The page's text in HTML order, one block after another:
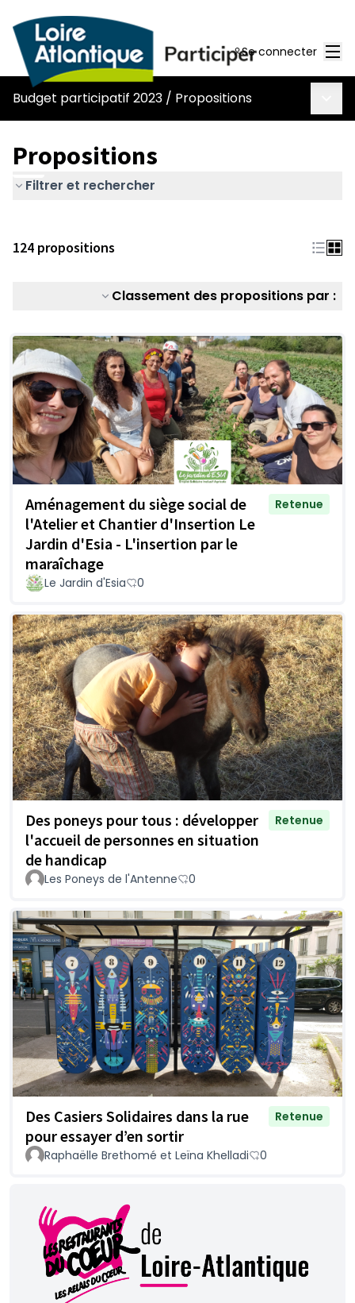
Se connecter
Budget participatif 2023 / Propositions
Propositions
Filtrer et rechercher
124 propositions
Classement des propositions par :
Aménagement du siège social de
l'Atelier et Chantier d'Insertion Le
Jardin d'Esia - L'insertion par le
maraîchage
Retenue
Le Jardin d'Esia 0
Des poneys pour tous : développer
l'accueil de personnes en situation
de handicap
Retenue
Les Poneys de l'Antenne 0
Des Casiers Solidaires dans la rue
pour essayer d’en sortir
Retenue
Raphaëlle Brethomé et Leïna Khelladi 0